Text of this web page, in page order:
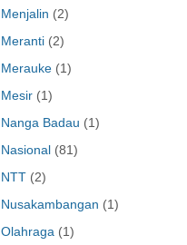
Menjalin (2)
Meranti (2)
Merauke (1)
Mesir (1)
Nanga Badau (1)
Nasional (81)
NTT (2)
Nusakambangan (1)
Olahraga (1)